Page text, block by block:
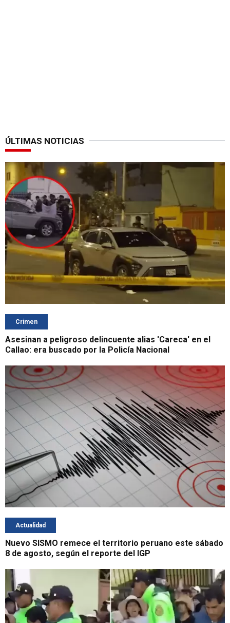
ÚLTIMAS NOTICIAS
Crimen
Asesinan a peligroso delincuente alias 'Careca' en el
Callao: era buscado por la Policía Nacional
Actualidad
Nuevo SISMO remece el territorio peruano este sábado
8 de agosto, según el reporte del IGP